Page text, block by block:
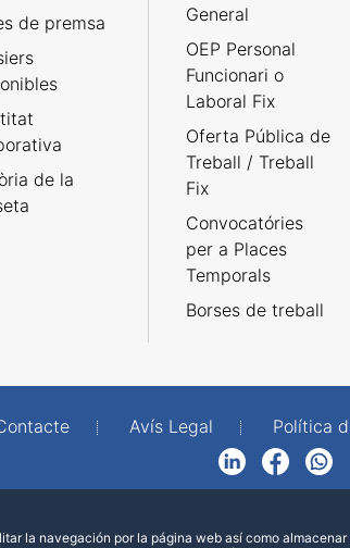
de premsa
de la
General
OEP Personal
Funcionari o
Laboral Fix
Oferta Pública de
Treball / Treball
Fix
Convocatóries
per a Places
Temporals
Borses de treball
Avís Legal Política
FacebookWhatsApp
la navegación por la página web así como